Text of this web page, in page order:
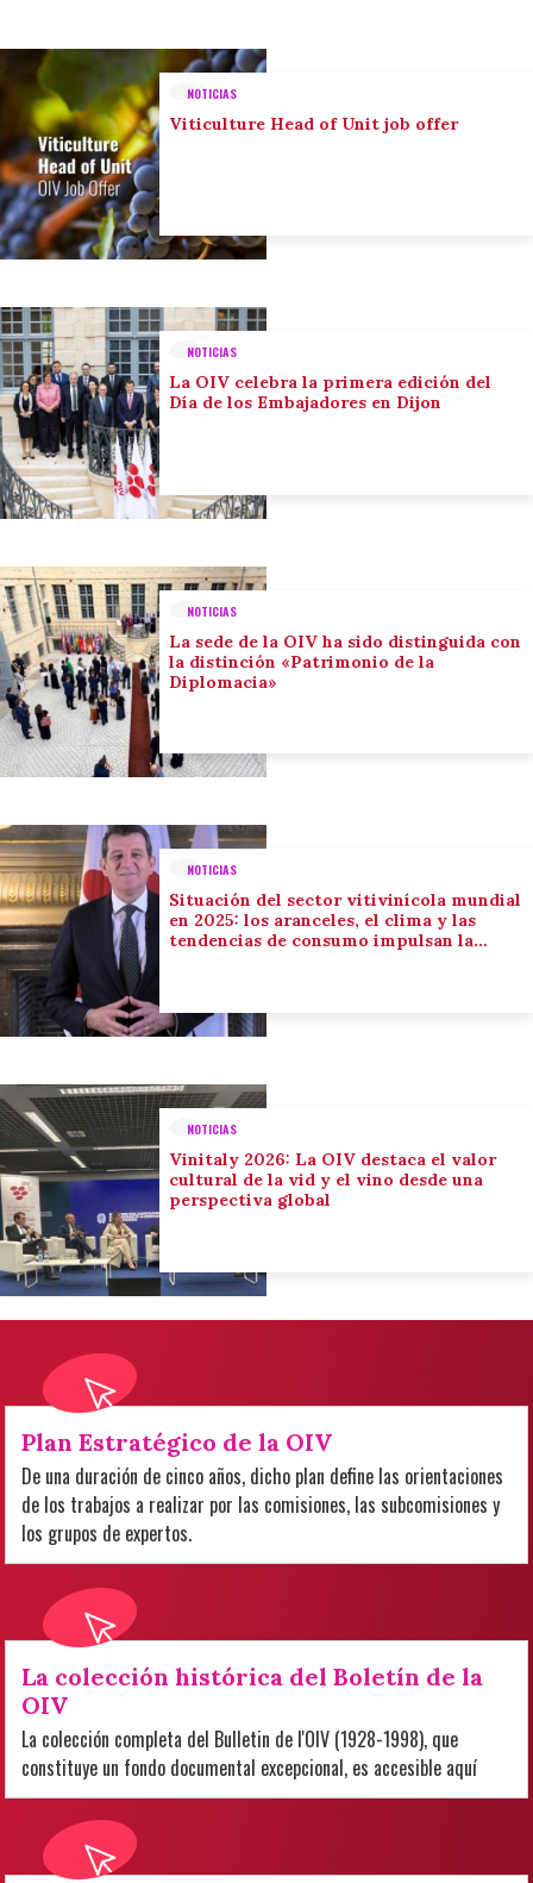
NOTICIAS
Viticulture Head of Unit job offer
NOTICIAS
La OIV celebra la primera edición del
Día de los Embajadores en Dijon
NOTICIAS
La sede de la OIV ha sido distinguida con
la distinción «Patrimonio de la
Diplomacia»
NOTICIAS
Situación del sector vitivinícola mundial
en 2025: los aranceles, el clima y las
tendencias de consumo impulsan la
NOTICIAS
Vinitaly 2026: La OIV destaca el valor
cultural de la vid y el vino desde una
perspectiva global
Plan Estratégico de la OIV
De una duración de cinco años, dicho plan define las orientaciones
de los trabajos a realizar por las comisiones, las subcomisiones y
los grupos de expertos.
La colección histórica del Boletín de la
OIV
La colección completa del Bulletin de l'OIV (1928-1998), que
constituye un fondo documental excepcional, es accesible aquí